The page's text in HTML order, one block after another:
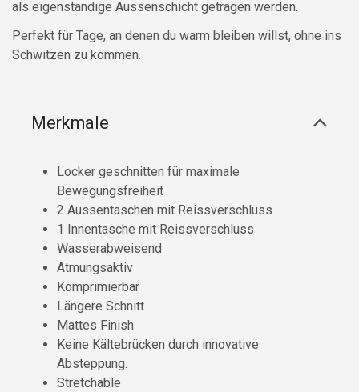
als eigenständige Aussenschicht getragen werden.
Perfekt für Tage, an denen du warm bleiben willst, ohne ins
Schwitzen zu kommen.
Merkmale
Locker geschnitten für maximale
Bewegungsfreiheit
2 Aussentaschen mit Reissverschluss
1 Innentasche mit Reissverschluss
Wasserabweisend
Atmungsaktiv
Komprimierbar
Längere Schnitt
Mattes Finish
Keine Kältebrücken durch innovative
Absteppung.
Stretchable